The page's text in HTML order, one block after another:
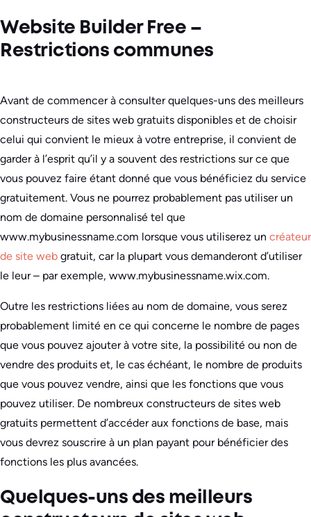
Website Builder Free –
Restrictions communes
Avant de commencer à consulter quelques-uns des meilleurs
constructeurs de sites web gratuits disponibles et de choisir
celui qui convient le mieux à votre entreprise, il convient de
garder à l’esprit qu’il y a souvent des restrictions sur ce que
vous pouvez faire étant donné que vous bénéficiez du service
gratuitement. Vous ne pourrez probablement pas utiliser un
nom de domaine personnalisé tel que
www.mybusinessname.com lorsque vous utiliserez un créateur
de site web gratuit, car la plupart vous demanderont d’utiliser
le leur – par exemple, www.mybusinessname.wix.com.
Outre les restrictions liées au nom de domaine, vous serez
probablement limité en ce qui concerne le nombre de pages
que vous pouvez ajouter à votre site, la possibilité ou non de
vendre des produits et, le cas échéant, le nombre de produits
que vous pouvez vendre, ainsi que les fonctions que vous
pouvez utiliser. De nombreux constructeurs de sites web
gratuits permettent d’accéder aux fonctions de base, mais
vous devrez souscrire à un plan payant pour bénéficier des
fonctions les plus avancées.
Quelques-uns des meilleurs